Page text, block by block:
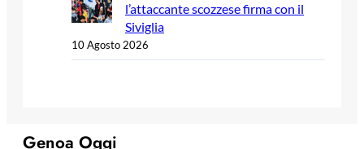
l’attaccante scozzese firma con il
Siviglia
10 Agosto 2026
Genoa Oggi